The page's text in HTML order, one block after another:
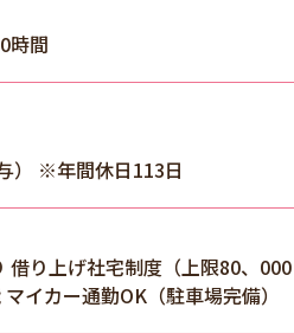
時間
） ※年間休日113日
り上げ社宅制度（上限80、000
イカー通勤OK（駐車場完備）